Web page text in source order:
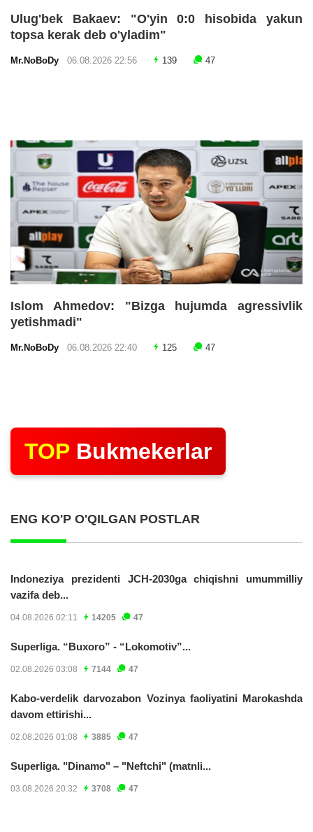
Ulug'bek Bakaev: "O'yin 0:0 hisobida yakun
topsa kerak deb o'yladim"
Mr.NoBoDy 06.08.2026 22:56 139 47
Islom Ahmedov: "Bizga hujumda agressivlik
yetishmadi"
Mr.NoBoDy 06.08.2026 22:40 125 47
TOP Bukmekerlar
ENG KO'P O'QILGAN POSTLAR
Indoneziya prezidenti JCH-2030ga chiqishni umummilliy
vazifa deb...
04.08.2026 02:11 14205 47
Superliga. “Buxoro” - “Lokomotiv”...
02.08.2026 03:08 7144 47
Kabo-verdelik darvozabon Vozinya faoliyatini Marokashda
davom ettirishi...
02.08.2026 01:08 3885 47
Superliga. "Dinamo" – "Neftchi" (matnli...
03.08.2026 20:32 3708 47